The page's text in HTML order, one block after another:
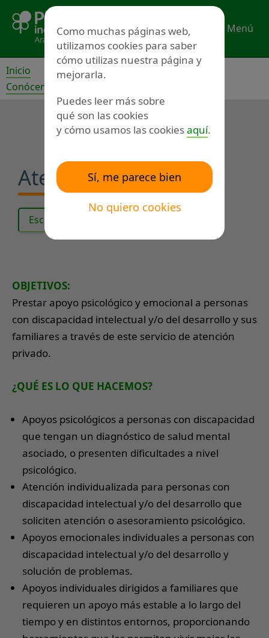
contenido
Menú
Inicio
Conócenos
Atención psicológica
Escuchar el texto
OBJETIVOS:
Prestar apoyo psicológico y emocional a personas
con discapacidad intelectual y/o del desarrollo y sus
familiares a través de este servicio de atención
privado.
¿QUÉ ES LO QUE HACEMOS?
Apoyos psicológicos a personas con discapacidad
que tengan un diagnóstico de salud mental
asociado, o presenten dificultades a nivel
psicológico.
Atención individualizada para personas con
discapacidad intelectual y/o del desarrollo que
soliciten atención o asesoramiento psicológico.
Apoyos emocionales individuales a personas con
discapacidad intelectual y/o del desarrollo y
solución de problemas.
Apoyos individuales dirigidos a familiares que
requieren un apoyo más estable a lo largo del
tiempo y en distintos entornos, proporcionando
Como muchas páginas web,
utilizamos cookies para saber
cómo utilizas nuestra página y
mejorarla.
Puedes leer más sobre
qué son las cookies
y cómo usamos las cookiesaquí.
Sí, me parece bien
No quiero cookies